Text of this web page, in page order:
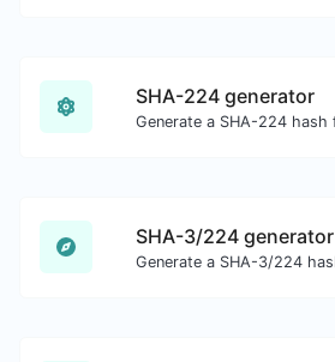
SHA-224 generator
SHA-3/224 generator